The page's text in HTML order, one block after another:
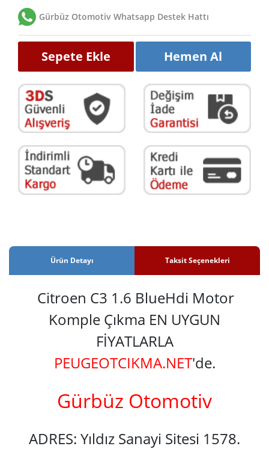
Gürbüz Otomotiv Whatsapp Destek Hattı
Sepete Ekle Hemen Al
Ürün Detayı Taksit Seçenekleri
Citroen C3 1.6 BlueHdi Motor
Komple Çıkma EN UYGUN
FİYATLARLA
PEUGEOTCIKMA.NET'de.
Gürbüz Otomotiv
ADRES: Yıldız Sanayi Sitesi 1578.